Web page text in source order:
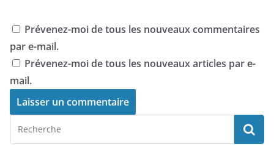
Prévenez-moi de tous les nouveaux commentaires
par e-mail.
Prévenez-moi de tous les nouveaux articles par e-
mail.